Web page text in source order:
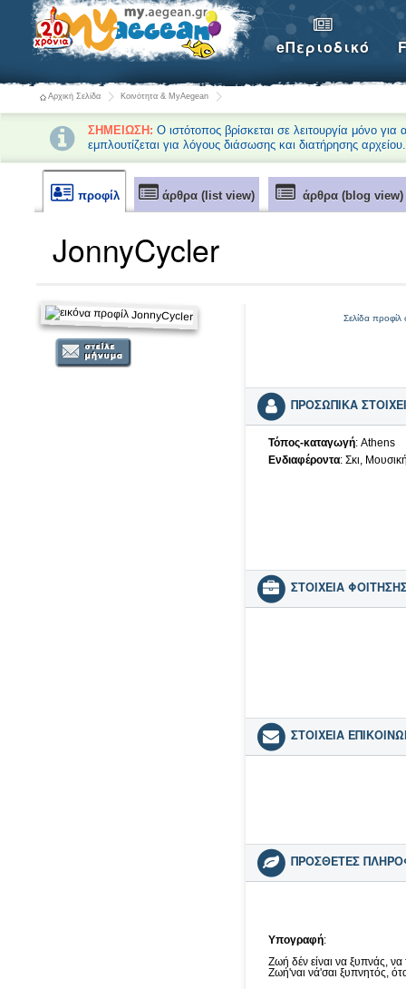
eΠεριοδικό
Αρχική Σελίδα Κοινότητα & MyAegean
ΣΗΜΕΙΩΣΗ: Ο ιστότοπος βρίσκεται σε λειτουργία μόνο
εμπλουτίζεται για λόγους διάσωσης και διατήρησης αρχείου.
προφίλ άρθρα (list view) άρθρα (blog view)
JonnyCycler
Σελίδα προφίλ
ΠΡΟΣΩΠΙΚΑ
Τόπος-καταγωγή: Athens
Ενδιαφέροντα: Σκι,
ΣΤΟΙΧΕΙΑ
ΣΤΟΙΧΕΙΑ
ΠΡΟΣΘΕΤΕΣ
Υπογραφή:
Ζωή δέν είναι να ξυπνάς, να
Ζωή'ναι νά'σαι ξυπνητός,